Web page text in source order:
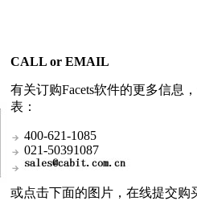
CALL or EMAIL
有关订购Facets软件的更多信息
表：
400-621-1085
021-50391087
或点击下面的图片，在线提交购